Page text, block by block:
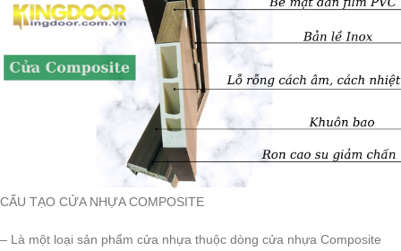
CẤU TẠO CỬA NHỰA COMPOSITE
– Là một loại sản phẩm cửa nhựa thuộc dòng cửa nhựa Composite